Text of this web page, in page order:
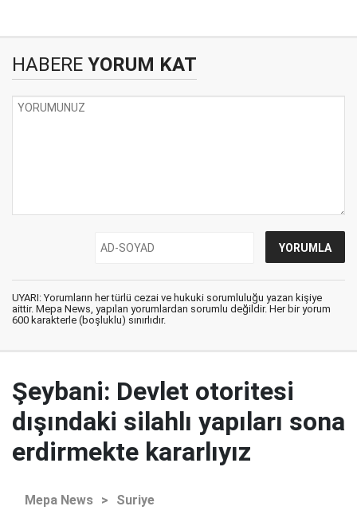
HABERE YORUM KAT
UYARI: Yorumların her türlü cezai ve hukuki sorumluluğu yazan kişiye
aittir. Mepa News, yapılan yorumlardan sorumlu değildir. Her bir yorum
600 karakterle (boşluklu) sınırlıdır.
Şeybani: Devlet otoritesi
dışındaki silahlı yapıları sona
erdirmekte kararlıyız
Mepa News > Suriye